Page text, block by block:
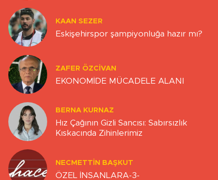
KAAN SEZER
Eskişehirspor şampiyonluğa hazır mı?
ZAFER ÖZCIVAN
EKONOMİDE MÜCADELE ALANI
BERNA KURNAZ
Hız Çağının Gizli Sancısı: Sabırsızlık
Kıskacında Zihinlerimiz
NECMETTIN BAŞKUT
ÖZEL İNSANLARA-3-